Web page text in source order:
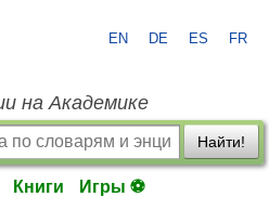
EN DE ES FR
на Академике
Найти!
Книги Игры ⚽